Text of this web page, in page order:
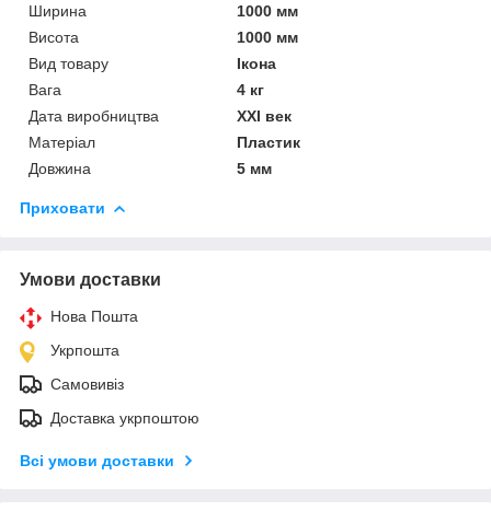
Ширина
1000 мм
Висота
1000 мм
Вид товару
Ікона
Вага
4 кг
Дата виробництва
XXI век
Матеріал
Пластик
Довжина
5 мм
Приховати
Умови доставки
Нова Пошта
Укрпошта
Самовивіз
Доставка укрпоштою
Всі умови доставки